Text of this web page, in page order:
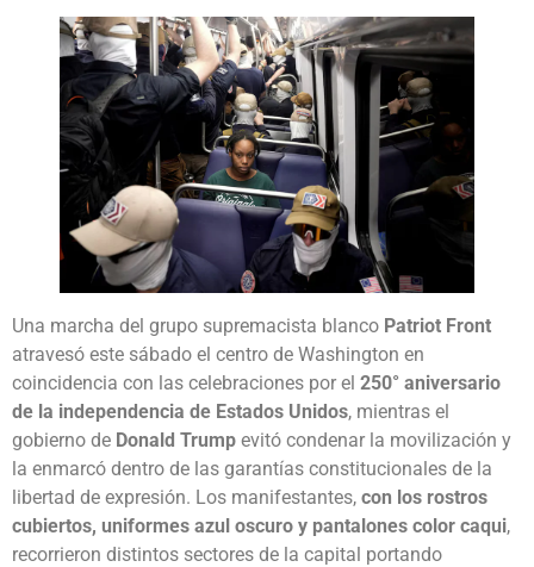
Una marcha del grupo supremacista blanco Patriot Front
atravesó este sábado el centro de Washington en
coincidencia con las celebraciones por el 250° aniversario
de la independencia de Estados Unidos, mientras el
gobierno de Donald Trump evitó condenar la movilización y
la enmarcó dentro de las garantías constitucionales de la
libertad de expresión. Los manifestantes, con los rostros
cubiertos, uniformes azul oscuro y pantalones color caqui,
recorrieron distintos sectores de la capital portando